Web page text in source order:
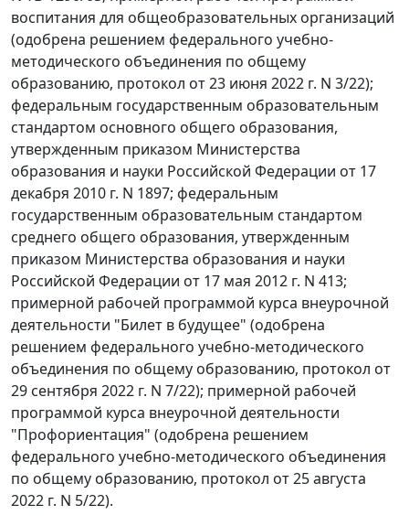
воспитания для общеобразовательных организаций
(одобрена решением федерального учебно-
методического объединения по общему
образованию, протокол от 23 июня 2022 г. N 3/22);
федеральным государственным образовательным
стандартом основного общего образования,
утвержденным приказом Министерства
образования и науки Российской Федерации от 17
декабря 2010 г. N 1897; федеральным
государственным образовательным стандартом
среднего общего образования, утвержденным
приказом Министерства образования и науки
Российской Федерации от 17 мая 2012 г. N 413;
примерной рабочей программой курса внеурочной
деятельности "Билет в будущее" (одобрена
решением федерального учебно-методического
объединения по общему образованию, протокол от
29 сентября 2022 г. N 7/22); примерной рабочей
программой курса внеурочной деятельности
"Профориентация" (одобрена решением
федерального учебно-методического объединения
по общему образованию, протокол от 25 августа
2022 г. N 5/22).